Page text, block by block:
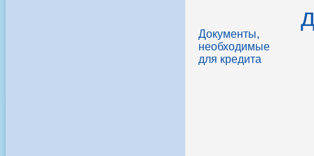
Документы,
необходимые
для кредита